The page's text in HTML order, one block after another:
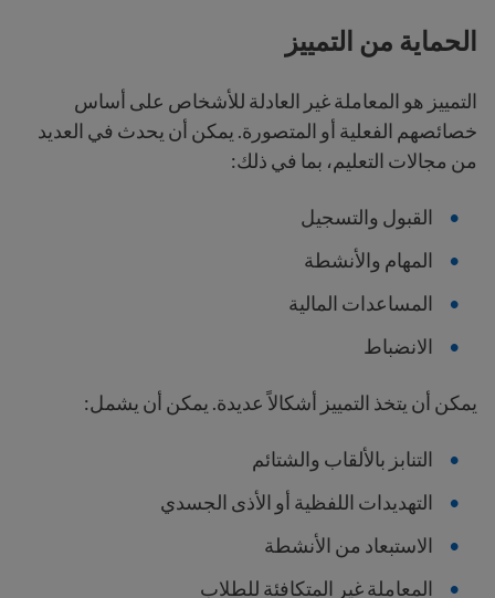
الحماية من التمييز
التمييز هو المعاملة غير العادلة للأشخاص على أساس
خصائصهم الفعلية أو المتصورة. يمكن أن يحدث في العديد
من مجالات التعليم، بما في ذلك:
القبول والتسجيل
المهام والأنشطة
المساعدات المالية
الانضباط
يمكن أن يتخذ التمييز أشكالاً عديدة. يمكن أن يشمل:
التنابز بالألقاب والشتائم
التهديدات اللفظية أو الأذى الجسدي
الاستبعاد من الأنشطة
المعاملة غير المتكافئة للطلاب